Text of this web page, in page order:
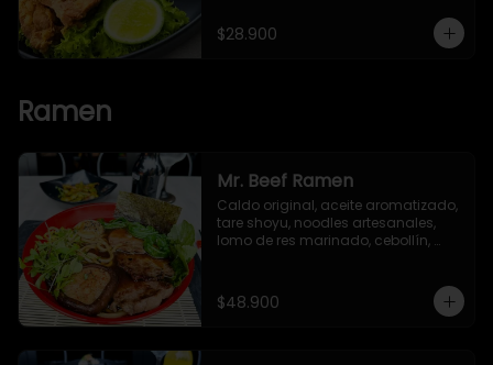
$28.900
Ramen
Mr. Beef Ramen
Caldo original, aceite aromatizado,
tare shoyu, noodles artesanales,
lomo de res marinado, cebollín,
$48.900